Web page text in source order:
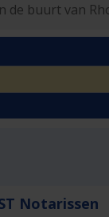
de buurt van
Notarissen